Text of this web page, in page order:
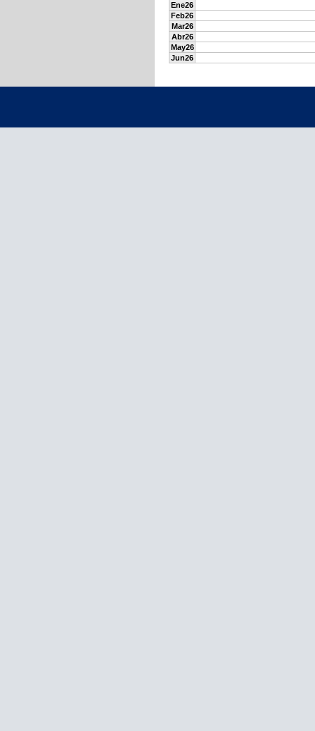
Ene26
Feb26
Mar26
Abr26
May26
Jun26